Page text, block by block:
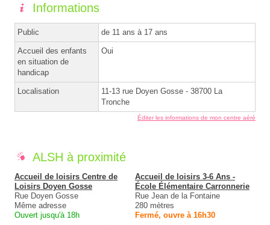
Informations
Public de 11 ans à 17 ans
Accueil des enfants
en situation de
handicap
Oui
Localisation
11-13 rue Doyen Gosse - 38700 La
Tronche
Éditer les informations de mon centre aéré
ALSH à proximité
Accueil de loisirs Centre de
Loisirs Doyen Gosse
Rue Doyen Gosse
Même adresse
Ouvert jusqu'à 18h
Accueil de loisirs 3-6 Ans -
École Élémentaire Carronnerie
Rue Jean de la Fontaine
280 mètres
Fermé, ouvre à 16h30